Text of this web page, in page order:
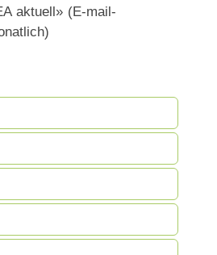
aktuell» (E-mail-